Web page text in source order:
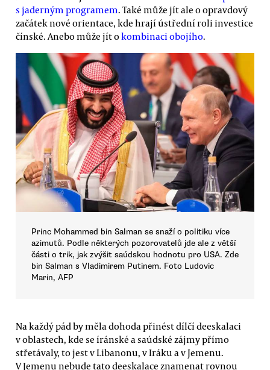
s jaderným programem. Také může jít ale o opravdový
začátek nové orientace, kde hrají ústřední roli investice
čínské. Anebo může jít okombinaci obojího.
Princ Mohammed bin Salman se snaží o politiku více
azimutů. Podle některých pozorovatelů jde ale z větší
části o trik, jak zvýšit saúdskou hodnotu pro USA. Zde
bin Salman s Vladimirem Putinem. Foto Ludovic
Marin, AFP
Na každý pád by měla dohoda přinést dílčí deeskalaci
v oblastech, kde se íránské a saúdské zájmy přímo
střetávaly, to jest v Libanonu, v Iráku a v Jemenu.
V Jemenu nebude tato deeskalace znamenat rovnou